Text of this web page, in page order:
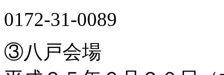
0172-31-0089
③八戸会場